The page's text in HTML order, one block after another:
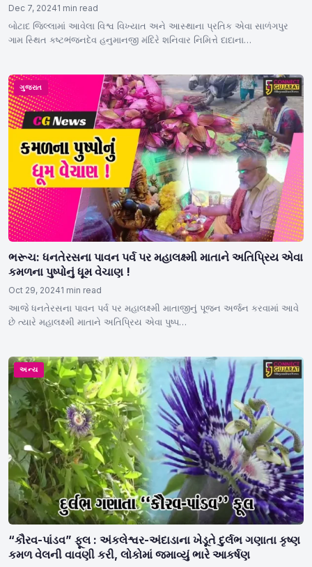
Dec 7, 20241 min read
બોટાદ જિલ્લામાં આવેલા વિશ્વ વિખ્યાત અને આસ્થાના પ્રતિક એવા સાળંગપુર
ગામ સ્થિત કષ્ટભંજનદેવ હનુમાનજી મંદિરે શનિવાર નિમિત્તે દાદાના…
ગુજરાત
ભરૂચ: ધનતેરસના પાવન પર્વ પર મહાલક્ષ્મી માતાને અતિપ્રિય એવા
કમળના પુષ્પોનું ધૂમ વેચાણ !
Oct 29, 20241 min read
આજે ધનતેરસના પાવન પર્વ પર મહાલક્ષ્મી માતાજીનું પૂજન અર્જન કરવામાં આવે
છે ત્યારે મહાલક્ષ્મી માતાને અતિપ્રિય એવા પુષ્પ…
અન્ય
“કૌરવ-પાંડવ” ફૂલ : અંકલેશ્વર-અંદાડાના ખેડૂતે દુર્લભ ગણાતા કૃષ્ણ
કમળ વેલની વાવણી કરી, લોકોમાં જમાવ્યું ભારે આકર્ષણ